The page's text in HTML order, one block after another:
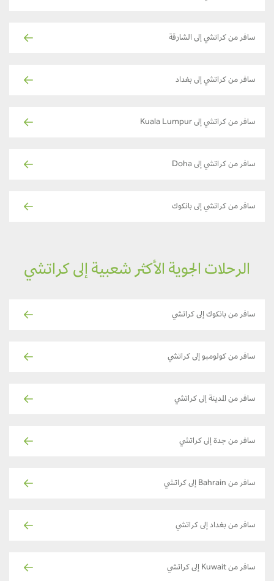
سافر من كراتشي إلى الشارقة
سافر من كراتشي إلى بغداد
سافر من كراتشي إلى Kuala Lumpur
سافر من كراتشي إلى Doha
سافر من كراتشي إلى بانكوك
الرحلات الجوية الأكثر شعبية إلى كراتشي
سافر من بانكوك إلى كراتشي
سافر من كولومبو إلى كراتشي
سافر من المدينة إلى كراتشي
سافر من جدة إلى كراتشي
سافر من Bahrain إلى كراتشي
سافر من بغداد إلى كراتشي
سافر من Kuwait إلى كراتشي